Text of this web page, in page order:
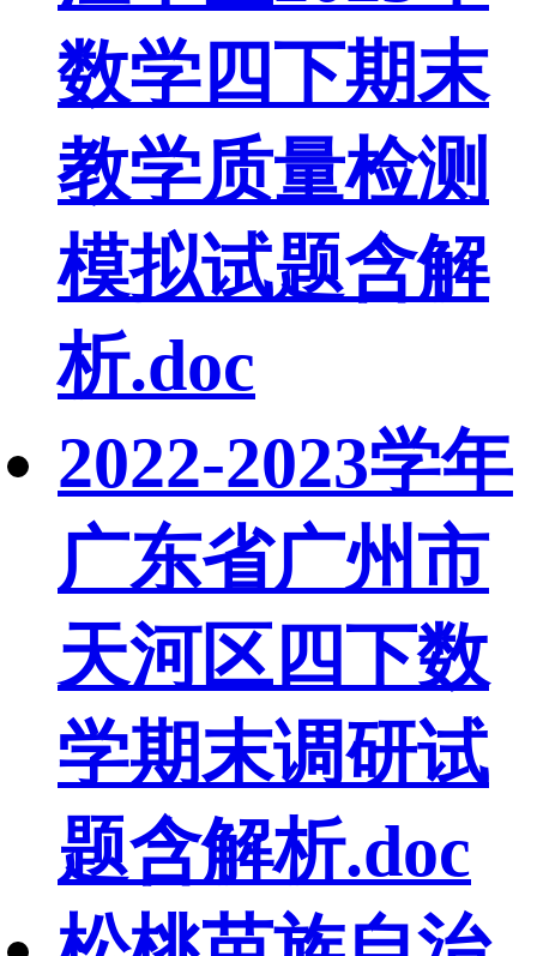
数学四下期末
教学质量检测
模拟试题含解
析.doc
2022-2023学年
广东省广州市
天河区四下数
学期末调研试
题含解析.doc